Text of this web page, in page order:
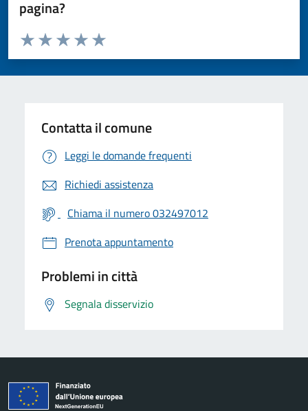
pagina?
Valuta da 1 a 5 stelle la pagina
Valuta 5 stelle su 5
Valuta 4 stelle su 5
Valuta 3 stelle su 5
Valuta 2 stelle su 5
Valuta 1 stelle su 5
Contatta il comune
Leggi le domande frequenti
Richiedi assistenza
Chiama il numero 032497012
Prenota appuntamento
Problemi in città
Segnala disservizio